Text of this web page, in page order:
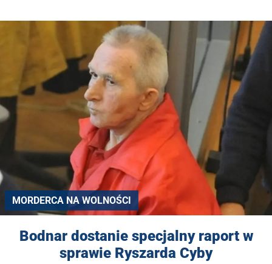
MORDERCA NA WOLNOŚCI
Bodnar dostanie specjalny raport w
sprawie Ryszarda Cyby